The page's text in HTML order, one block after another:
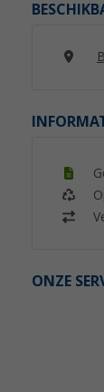
ONZE
MIMO 4G/5G wit